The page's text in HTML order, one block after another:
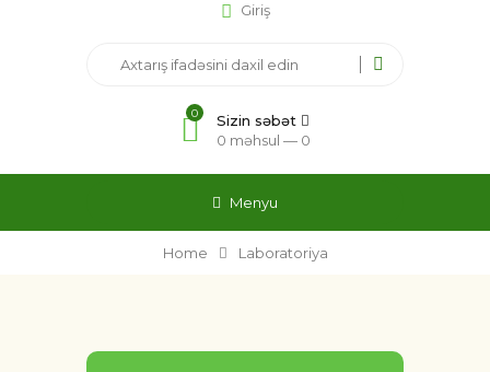
Giriş
0
Sizin səbət
0 məhsul — 0
Menyu
Home Laboratoriya